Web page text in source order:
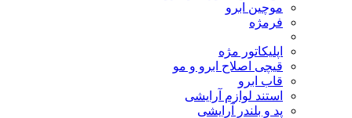
موچین ابرو
فرمژه
اپلیکاتور مژه
قیچی اصلاح ابرو و مو
قاب ابرو
استند لوازم آرایشی
پد و بلندر آرایشی